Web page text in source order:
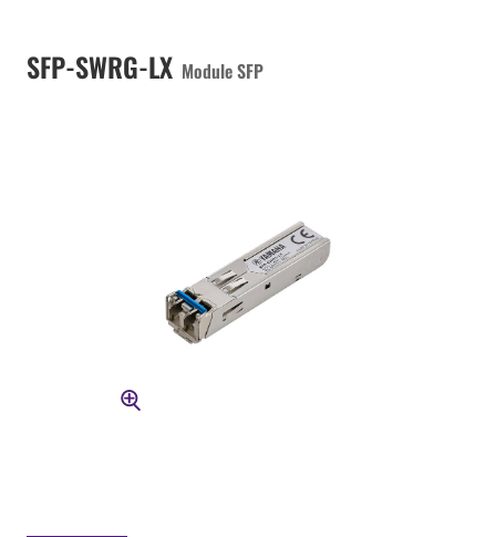
SFP-SWRG-LX Module SFP